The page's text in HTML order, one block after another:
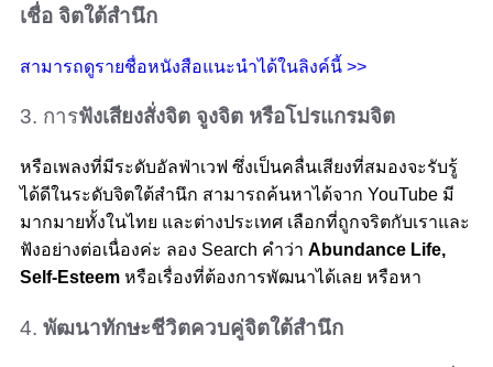
เชื่อ จิตใต้สำนึก
สามารถดูรายชื่อหนังสือแนะนำได้ในลิงค์นี้ >>
3. การฟังเสียงสั่งจิต จูงจิต หรือโปรแกรมจิต
หรือเพลงที่มีระดับอัลฟ่าเวฟ ซึ่งเป็นคลื่นเสียงที่สมองจะรับรู้
ได้ดีในระดับจิตใต้สำนึก สามารถค้นหาได้จาก YouTube มี
มากมายทั้งในไทย และต่างประเทศ เลือกที่ถูกจริตกับเราและ
ฟังอย่างต่อเนื่องค่ะ ลอง Search คำว่า Abundance Life,
Self-Esteem หรือเรื่องที่ต้องการพัฒนาได้เลย หรือหา
4. พัฒนาทักษะชีวิตควบคู่จิตใต้สำนึก